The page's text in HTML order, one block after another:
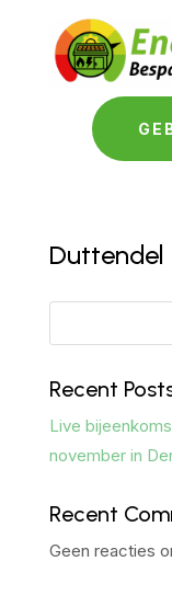
Duttendel
Recent
Live
november in
Recent
Geen reacties